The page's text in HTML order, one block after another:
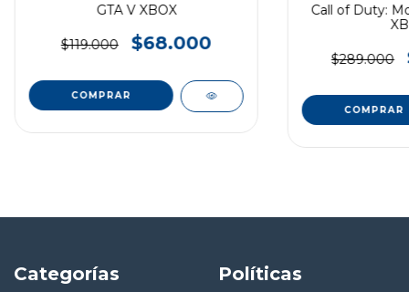
GTA V XBOX
$119.000 $68.000
Call of Duty:
$289.000
Categorías Políticas